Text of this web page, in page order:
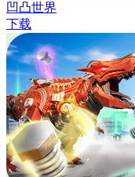
凹凸世界
下载